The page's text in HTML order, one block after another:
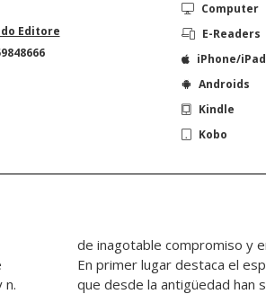
Editore
Computer
E-Readers
iPhone/iPad
Androids
Kindle
Kobo
n.